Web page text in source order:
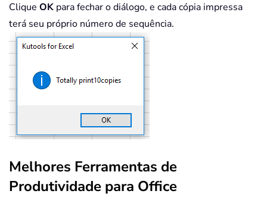
Clique OK para fechar o diálogo, e cada cópia impressa
terá seu próprio número de sequência.
Melhores Ferramentas de
Produtividade para Office